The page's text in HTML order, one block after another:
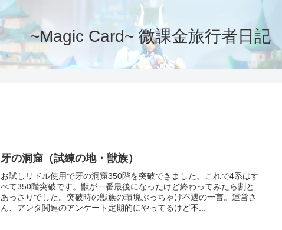
~Magic Card~ 微課金旅行者日記
牙の洞窟（試練の地・獣族）
お試しリドル使用で牙の洞窟350階を突破できました。これで4系はす
べて350階突破です。獣が一番最後になったけど終わってみたら割と
あっさりでした。突破時の獣族の環境ぶっちゃけ不遇の一言。運営さ
ん、アンタ関連のアンケート定期的にやってるけど不...